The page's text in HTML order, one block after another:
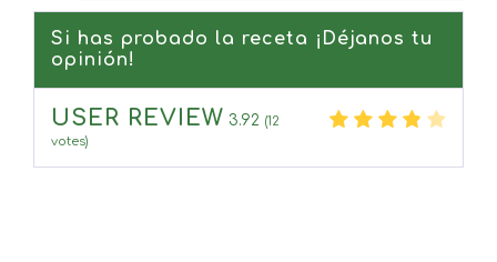
Si has probado la receta ¡Déjanos tu
opinión!
USER REVIEW 3.92 (12
votes)